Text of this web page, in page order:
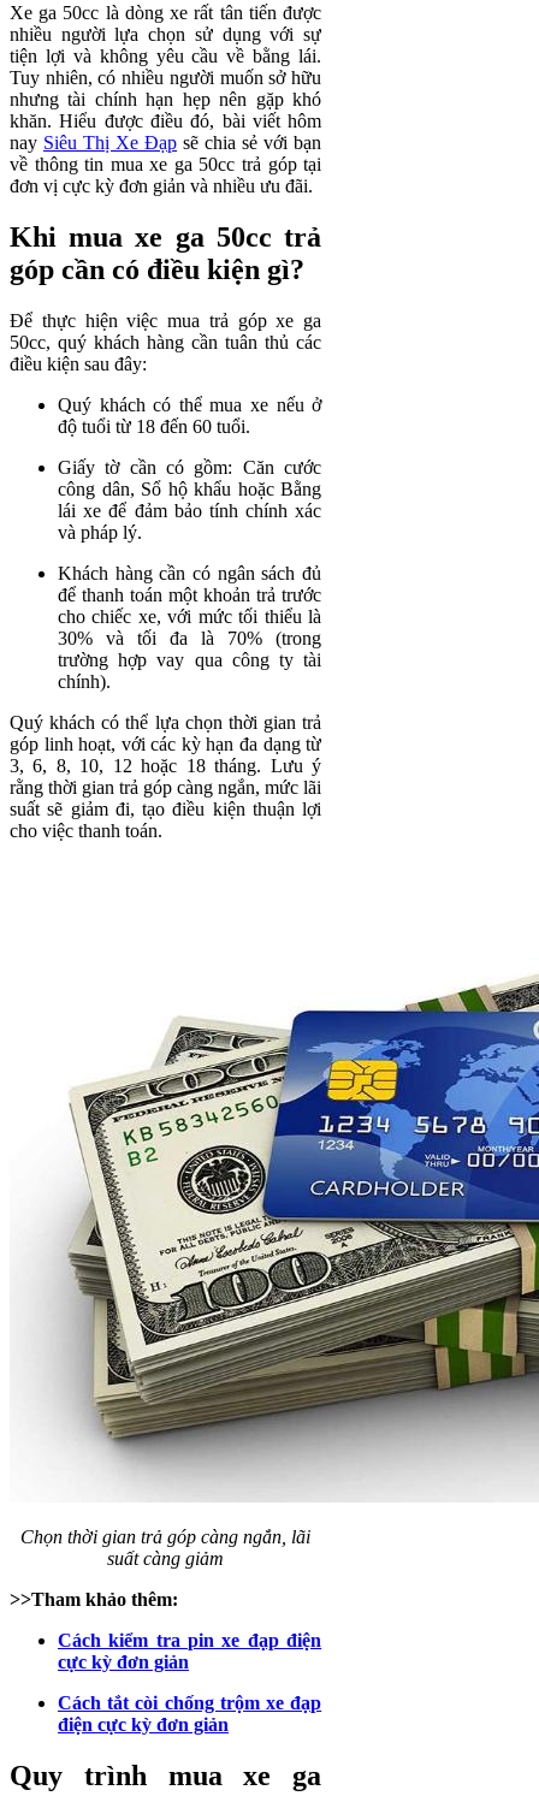
Xe ga 50cc là dòng xe rất tân tiến được
nhiều người lựa chọn sử dụng với sự
tiện lợi và không yêu cầu về bằng lái.
Tuy nhiên, có nhiều người muốn sở hữu
nhưng tài chính hạn hẹp nên gặp khó
khăn. Hiểu được điều đó, bài viết hôm
nay Siêu Thị Xe Đạp sẽ chia sẻ với bạn
về thông tin mua xe ga 50cc trả góp tại
đơn vị cực kỳ đơn giản và nhiều ưu đãi.
Khi mua xe ga 50cc trả
góp cần có điều kiện gì?
Để thực hiện việc mua trả góp xe ga
50cc, quý khách hàng cần tuân thủ các
điều kiện sau đây:
Quý khách có thể mua xe nếu ở
độ tuổi từ 18 đến 60 tuổi.
Giấy tờ cần có gồm: Căn cước
công dân, Sổ hộ khẩu hoặc Bằng
lái xe để đảm bảo tính chính xác
và pháp lý.
Khách hàng cần có ngân sách đủ
để thanh toán một khoản trả trước
cho chiếc xe, với mức tối thiểu là
30% và tối đa là 70% (trong
trường hợp vay qua công ty tài
chính).
Quý khách có thể lựa chọn thời gian trả
góp linh hoạt, với các kỳ hạn đa dạng từ
3, 6, 8, 10, 12 hoặc 18 tháng. Lưu ý
rằng thời gian trả góp càng ngắn, mức lãi
suất sẽ giảm đi, tạo điều kiện thuận lợi
cho việc thanh toán.
Chọn thời gian trả góp càng ngắn, lãi
suất càng giảm
>>Tham khảo thêm:
Cách kiểm tra pin xe đạp điện
cực kỳ đơn giản
Cách tắt còi chống trộm xe đạp
điện cực kỳ đơn giản
Quy trình mua xe ga